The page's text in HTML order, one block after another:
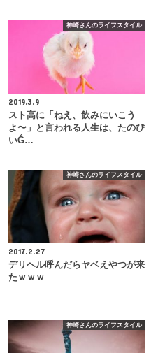
神崎さんのライフスタイル
2019.3.9
スト高に「ねえ、飲みにいこう
よ〜」と言われる人生は、たのぴ
いǴ…
神崎さんのライフスタイル
2017.2.27
デリヘル呼んだらヤベえやつが来
たｗｗｗ
神崎さんのライフスタイル